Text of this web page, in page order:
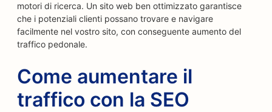
motori di ricerca. Un sito web ben ottimizzato garantisce
che i potenziali clienti possano trovare e navigare
facilmente nel vostro sito, con conseguente aumento del
traffico pedonale.
Come aumentare il
traffico con la SEO